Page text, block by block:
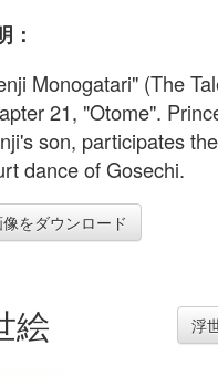
：
Monogatari" (The
21, "Otome".
son, participates
dance of Gosechi.
をダウンロード
絵 浮